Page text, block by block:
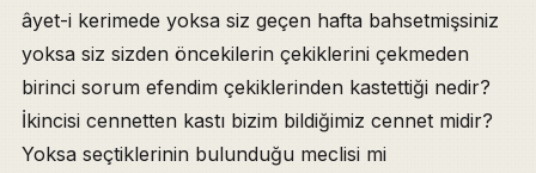
âyet-i kerimede yoksa siz geçen hafta bahsetmişsiniz
yoksa siz sizden öncekilerin çekiklerini çekmeden
birinci sorum efendim çekiklerinden kastettiği nedir?
İkincisi cennetten kastı bizim bildiğimiz cennet midir?
Yoksa seçtiklerinin bulunduğu meclisi mi